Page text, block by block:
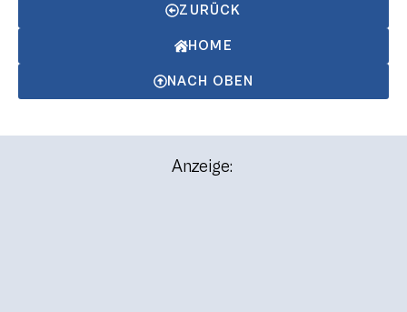
ZURÜCK
HOME
NACH OBEN
Anzeige: